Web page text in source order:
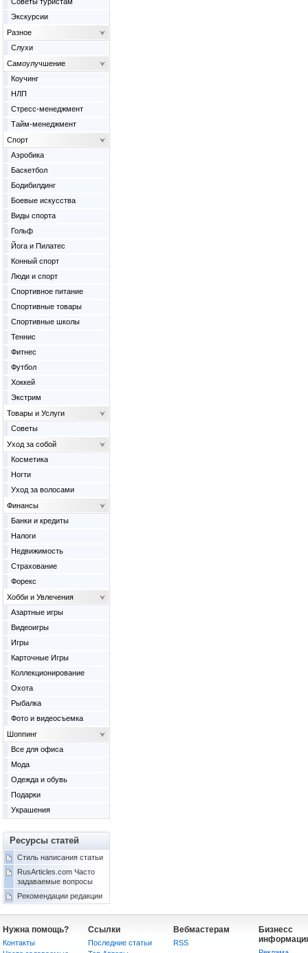
Экскурсии
Разное
Слухи
Самоулучшение
Коучинг
НЛП
Стресс-менеджмент
Тайм-менеджмент
Спорт
Аэробика
Баскетбол
Бодибилдинг
Боевые искусства
Виды спорта
Гольф
Йога и Пилатес
Конный спорт
Люди и спорт
Спортивное питание
Спортивные товары
Спортивные школы
Теннис
Фитнес
Футбол
Хоккей
Экстрим
Товары и Услуги
Советы
Уход за собой
Косметика
Ногти
Уход за волосами
Финансы
Банки и кредиты
Налоги
Недвижимость
Страхование
Форекс
Хобби и Увлечения
Азартные игры
Видеоигры
Игры
Карточные Игры
Коллекционирование
Охота
Рыбалка
Фото и видеосъемка
Шоппинг
Все для офиса
Мода
Одежда и обувь
Подарки
Украшения
Ресурсы статей
Стиль написания статьи
RusArticles.com Часто
задаваемые вопросы
Рекомендации редакции
Нужна помощь?
Контакты
Ссылки
Последние статьи
Вебмастерам
RSS
Бизнесс